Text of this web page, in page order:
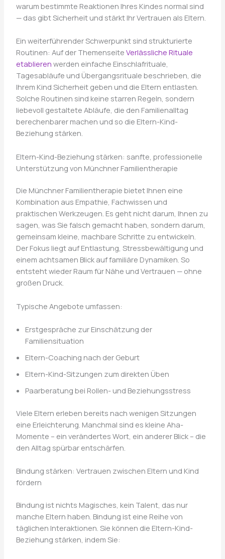
warum bestimmte Reaktionen Ihres Kindes normal sind
— das gibt Sicherheit und stärkt Ihr Vertrauen als Eltern.
Ein weiterführender Schwerpunkt sind strukturierte
Routinen: Auf der Themenseite Verlässliche Rituale
etablieren werden einfache Einschlafrituale,
Tagesabläufe und Übergangsrituale beschrieben, die
Ihrem Kind Sicherheit geben und die Eltern entlasten.
Solche Routinen sind keine starren Regeln, sondern
liebevoll gestaltete Abläufe, die den Familienalltag
berechenbarer machen und so die Eltern-Kind-
Beziehung stärken.
Eltern-Kind-Beziehung stärken: sanfte, professionelle
Unterstützung von Münchner Familientherapie
Die Münchner Familientherapie bietet Ihnen eine
Kombination aus Empathie, Fachwissen und
praktischen Werkzeugen. Es geht nicht darum, Ihnen zu
sagen, was Sie falsch gemacht haben, sondern darum,
gemeinsam kleine, machbare Schritte zu entwickeln.
Der Fokus liegt auf Entlastung, Stressbewältigung und
einem achtsamen Blick auf familiäre Dynamiken. So
entsteht wieder Raum für Nähe und Vertrauen — ohne
großen Druck.
Typische Angebote umfassen:
Erstgespräche zur Einschätzung der
Familiensituation
Eltern-Coaching nach der Geburt
Eltern-Kind-Sitzungen zum direkten Üben
Paarberatung bei Rollen- und Beziehungsstress
Viele Eltern erleben bereits nach wenigen Sitzungen
eine Erleichterung. Manchmal sind es kleine Aha-
Momente – ein verändertes Wort, ein anderer Blick – die
den Alltag spürbar entschärfen.
Bindung stärken: Vertrauen zwischen Eltern und Kind
fördern
Bindung ist nichts Magisches, kein Talent, das nur
manche Eltern haben. Bindung ist eine Reihe von
täglichen Interaktionen. Sie können die Eltern-Kind-
Beziehung stärken, indem Sie: